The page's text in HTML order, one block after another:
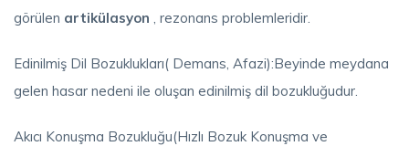
görülen artikülasyon , rezonans problemleridir.
Edinilmiş Dil Bozuklukları( Demans, Afazi):Beyinde meydana
gelen hasar nedeni ile oluşan edinilmiş dil bozukluğudur.
Akıcı Konuşma Bozukluğu(Hızlı Bozuk Konuşma ve